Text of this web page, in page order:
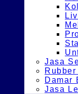
Jasa
Damar
Jasa